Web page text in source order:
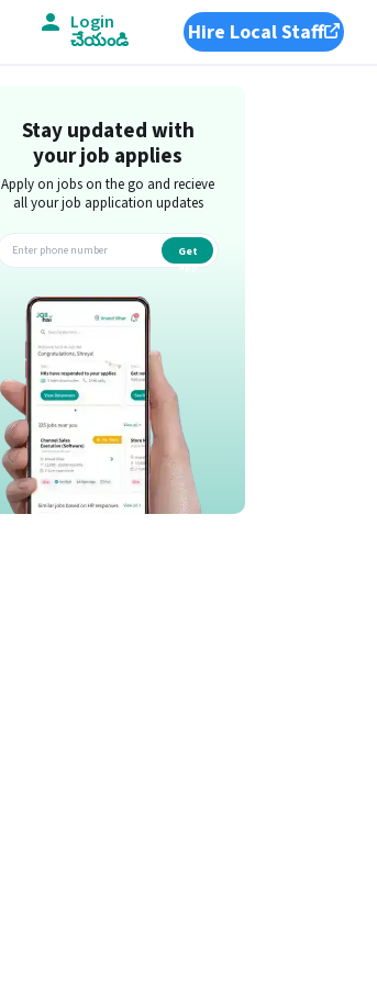
Login
చేయండి Hire Local Staff
Stay updated with
your job applies
Apply on jobs on the go and recieve
all your job application updates
Get
app